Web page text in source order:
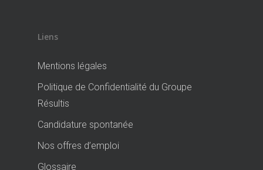
Liens
Mentions légales
Politique de Confidentialité du Groupe
Résultis
Candidature spontanée
Nos offres d’emploi
Glossaire